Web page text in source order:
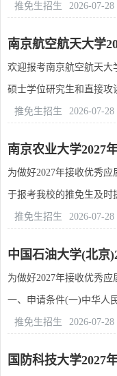
推免生招生 2026-07-28
南京航空航天大学
欢迎报考南京航空航天大
硕士学位研究生和直接攻
推免生招生 2026-07-28
南京农业大学2027
为做好2027年接收优秀
于报考我校的推免生及时
推免生招生 2026-07-28
中国石油大学(北京
为做好2027年接收优秀
一、申请条件(一)中华人
推免生招生 2026-07-28
国防科技大学2027